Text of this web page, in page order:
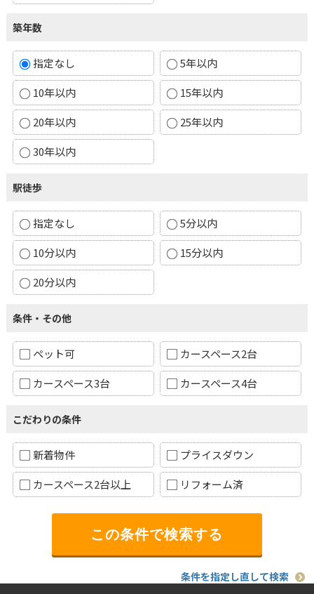
築年数
指定なし
5年以内
10年以内
15年以内
20年以内
25年以内
30年以内
駅徒歩
指定なし
5分以内
10分以内
15分以内
20分以内
条件・その他
ペット可
カースペース2台
カースペース3台
カースペース4台
こだわりの条件
新着物件
プライスダウン
カースペース2台以上
リフォーム済
条件を指定し直して検索